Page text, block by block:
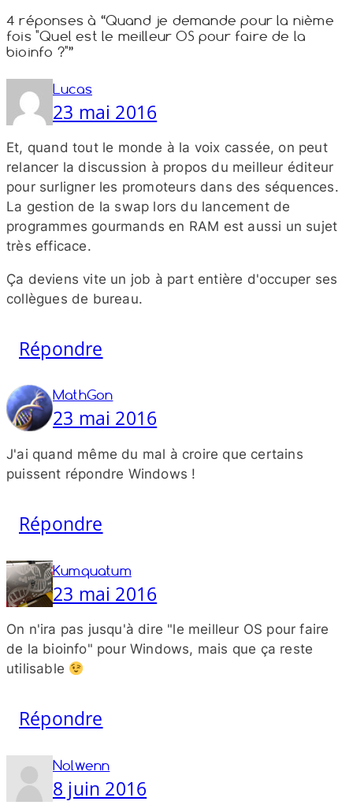
4 réponses à “Quand je demande pour la nième
fois "Quel est le meilleur OS pour faire de la
bioinfo ?"”
Lucas
23 mai 2016
Et, quand tout le monde à la voix cassée, on peut
relancer la discussion à propos du meilleur éditeur
pour surligner les promoteurs dans des séquences.
La gestion de la swap lors du lancement de
programmes gourmands en RAM est aussi un sujet
très efficace.
Ça deviens vite un job à part entière d'occuper ses
collègues de bureau.
Répondre
MathGon
23 mai 2016
J'ai quand même du mal à croire que certains
puissent répondre Windows !
Répondre
Kumquatum
23 mai 2016
On n'ira pas jusqu'à dire "le meilleur OS pour faire
de la bioinfo" pour Windows, mais que ça reste
utilisable
Répondre
Nolwenn
8 juin 2016